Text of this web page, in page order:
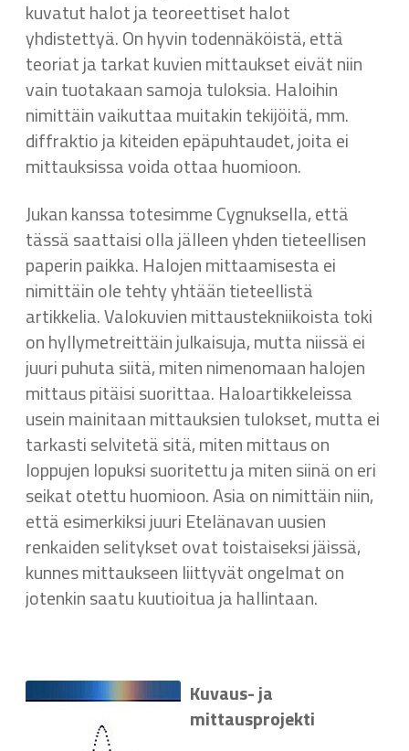
kuvatut halot ja teoreettiset halot
yhdistettyä. On hyvin todennäköistä, että
teoriat ja tarkat kuvien mittaukset eivät niin
vain tuotakaan samoja tuloksia. Haloihin
nimittäin vaikuttaa muitakin tekijöitä, mm.
diffraktio ja kiteiden epäpuhtaudet, joita ei
mittauksissa voida ottaa huomioon.
Jukan kanssa totesimme Cygnuksella, että
tässä saattaisi olla jälleen yhden tieteellisen
paperin paikka. Halojen mittaamisesta ei
nimittäin ole tehty yhtään tieteellistä
artikkelia. Valokuvien mittaustekniikoista toki
on hyllymetreittäin julkaisuja, mutta niissä ei
juuri puhuta siitä, miten nimenomaan halojen
mittaus pitäisi suorittaa. Haloartikkeleissa
usein mainitaan mittauksien tulokset, mutta ei
tarkasti selvitetä sitä, miten mittaus on
loppujen lopuksi suoritettu ja miten siinä on eri
seikat otettu huomioon. Asia on nimittäin niin,
että esimerkiksi juuri Etelänavan uusien
renkaiden selitykset ovat toistaiseksi jäissä,
kunnes mittaukseen liittyvät ongelmat on
jotenkin saatu kuutioitua ja hallintaan.
Kuvaus- ja
mittausprojekti